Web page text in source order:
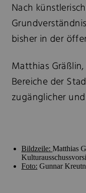
Nach
bisher in der
Matthias
Bereiche der
zugänglicher
Bildzeile: Matthias
Foto: Gunnar